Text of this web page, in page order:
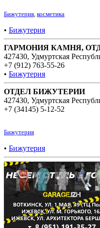
Бижутерия, косметика
• Бижутерия
ГАРМОНИЯ КАМНЯ,
427430, Удмуртская
+7 (912) 763-55-26
• Бижутерия
ОТДЕЛ БИЖУТЕРИИ
427430, Удмуртская
+7 (34145) 5-12-52
Бижутерия
• Бижутерия